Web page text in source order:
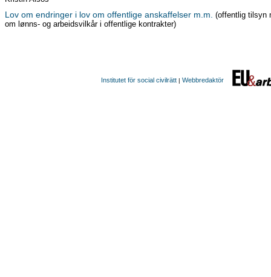
Lov om endringer i lov om offentlige anskaffelser m.m. (offentlig tilsyn
om lønns- og arbeidsvilkår i offentlige kontrakter)
Institutet för social civilrätt | Webbredaktör